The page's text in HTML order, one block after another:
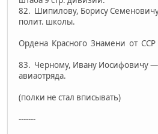
82. Шипилову, Борису Семеновичу
полит. школы.
Ордена Красного Знамени от ССР
83. Черному, Ивану Иосифовичу —
авиаотряда.
(полки не стал вписывать)
-------